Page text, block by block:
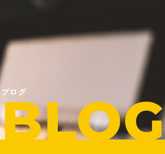
ブログ
BLOG